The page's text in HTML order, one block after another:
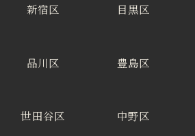
新宿区 目黒区
品川区 豊島区
世田谷区 中野区